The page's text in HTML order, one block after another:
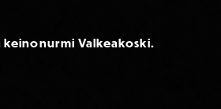
keinonurmi Valkeakoski.